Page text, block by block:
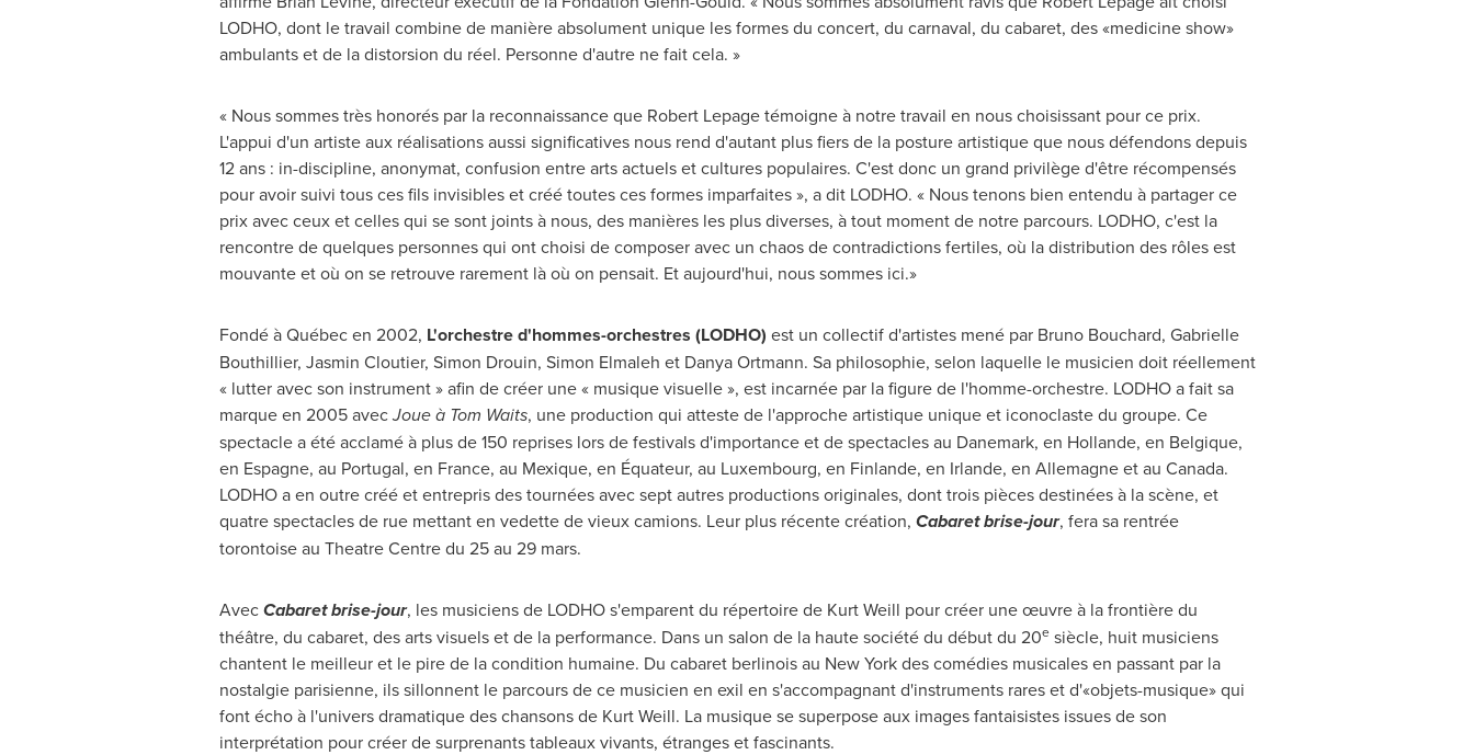
LODHO, dont le travail combine de manière absolument unique les formes du concert, du carnaval, du cabaret, des «medicine show»
ambulants et de la distorsion du réel. Personne d'autre ne fait cela. »
« Nous sommes très honorés par la reconnaissance que Robert Lepagetémoigne à notre travail en nous choisissant pour ce prix.
L'appui d'un artiste aux réalisations aussi significatives nous rend d'autant plus fiers de la posture artistique que nous défendons depuis
12 ans : in-discipline, anonymat, confusion entre arts actuels et cultures populaires. C'est donc un grand privilège d'être récompensés
pour avoir suivi tous ces fils invisibles et créé toutes ces formes imparfaites », a dit LODHO. « Nous tenons bien entendu à partager ce
prix avec ceux et celles qui se sont joints à nous, des manières les plus diverses, à tout moment de notre parcours. LODHO, c'est la
rencontre de quelques personnes qui ont choisi de composer avec un chaos de contradictions fertiles, où la distribution des rôles est
mouvante et où on se retrouve rarement là où on pensait. Et aujourd'hui, nous sommes ici.»
Fondé à Québec en 2002, L'orchestre d'hommes-orchestres (LODHO) est un collectif d'artistes mené par Bruno Bouchard, Gabrielle
Bouthillier, Jasmin Cloutier, Simon Drouin, Simon Elmaleh et Danya Ortmann. Sa philosophie, selon laquelle le musicien doit réellement
« lutter avec son instrument » afin de créer une « musique visuelle », est incarnée par la figure de l'homme-orchestre. LODHO a fait sa
marque en 2005 avecJoue à Tom Waits, une production qui atteste de l'approche artistique unique et iconoclaste du groupe. Ce
spectacle a été acclamé à plus de 150 reprises lors de festivals d'importance et de spectacles au Danemark, en Hollande, en Belgique,
en Espagne, au Portugal, en France, au Mexique, en Équateur, au Luxembourg, en Finlande, en Irlande, en Allemagne et au Canada.
LODHO a en outre créé et entrepris des tournées avec sept autres productions originales, dont trois pièces destinées à la scène, et
quatre spectacles de rue mettant en vedette de vieux camions. Leur plus récente création, Cabaret brise-jour, fera sa rentrée
torontoise au Theatre Centre du 25 au 29 mars.
AvecCabaret brise-jour, les musiciens de LODHO s'emparent du répertoire de Kurt Weill pour créer une œuvre à la frontière du
théâtre, du cabaret, des arts visuels et de la performance. Dans un salon de la haute société du début du 20esiècle, huit musiciens
chantent le meilleur et le pire de la condition humaine. Du cabaret berlinois au New Yorkdes comédies musicales en passant par la
nostalgie parisienne, ils sillonnent le parcours de ce musicien en exil en s'accompagnant d'instruments rares et d'«objets-musique» qui
font écho à l'univers dramatique des chansons de Kurt Weill. La musique se superpose aux images fantaisistes issues de son
interprétation pour créer de surprenants tableaux vivants, étranges et fascinants.